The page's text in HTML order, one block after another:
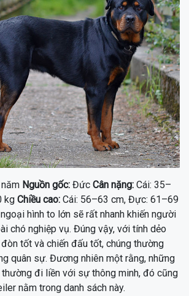
Nguồn gốc: Đức Cân nặng: Cái: 35–
kg Chiều cao: Cái: 56–63 cm, Đực: 61–69
hình to lớn sẽ rất nhanh khiến người
chó nghiệp vụ. Đúng vậy, với tính dẻo
tốt và chiến đấu tốt, chúng thường
quân sự. Đương nhiên một rằng, những
thường đi liền với sự thông minh, đó cũng
nằm trong danh sách này.